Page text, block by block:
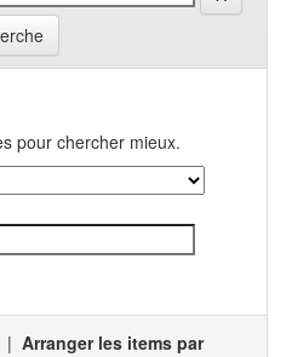
pour chercher mieux.
| Arranger les items par